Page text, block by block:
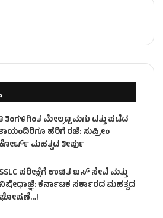
3 ತಿಂಗಳಿಗಿಂತ ಮೇಲ್ಪಟ್ಟ ಮಗು ದತ್ತು ಪಡೆದ
ಹೆರಿಗೆ ರಜೆ: ಸುಪ್ರೀಂ
ಮಹತ್ವದ ತೀರ್ಪು
SSLC ಪರೀಕ್ಷೆಗೆ ಉಚಿತ ಬಸ್ ಸೇವೆ ಮತ್ತು
ನಿಷೇಧಾಜ್ಞೆ: ಕರ್ನಾಟಕ ಸರ್ಕಾರದ ಮಹತ್ವದ
ಘೋಷಣೆ…!